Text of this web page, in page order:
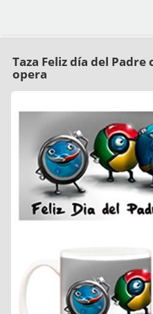
Taza Feliz día del
opera